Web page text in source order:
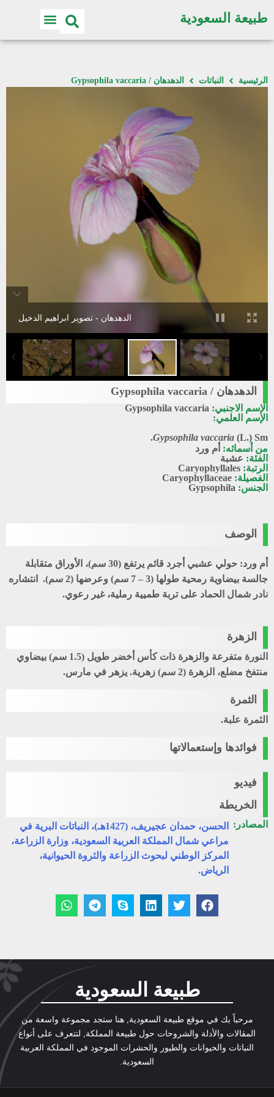
طبيعة السعودية
الرئيسية النباتات الدهدهان / Gypsophila vaccaria
الدهدهان - تصوير ابراهيم الدخيل
الدهدهان / Gypsophila vaccaria
الإسم الاجنبي: Gypsophila vaccaria
الإسم العلمي:
Gypsophila vaccaria (L.) Sm.
من أسمائه: أم ورد
الفئة: عشبة
الرتبة: Caryophyllales
الفصيلة: Caryophyllaceae
الجنس: Gypsophila
الوصف
أم ورد
: حولي عشبي أجرد قائم يرتفع (30 سم)، الأوراق متقابلة
جالسة بيضاوية رمحية طولها (3 – 7 سم) وعرضها (2 سم). انتشاره
نادر شمال الحماد على تربة طميية رملية، غير رعوي.
الزهرة
النورة متفرعة والزهرة ذات كأس أخضر طويل (1.5 سم) بيضاوي
منتفخ مضلع، الزهرة (2 سم) زهرية. يزهر في مارس.
الثمرة
الثمرة علبة.
فوائدها وإستعمالاتها
فيديو
الخريطة
المصادر:
الحسن، حمدان عجيريف، (1427هـ)، النباتات البرية في
مراعي شمال المملكة العربية السعودية، وزارة الزراعة،
المركز الوطني لبحوث الزراعة والثروة الحيوانية،
الرياض.
طبيعة السعودية
مرحباً بك في موقع طبيعة السعودية, هنا ستجد مجموعة واسعة من
المقالات والأدلة والشروحات حول طبيعة المملكة, لتتعرف على أنواع
النباتات والحيوانات والطيور والحشرات الموجود في المملكة العربية
السعودية.